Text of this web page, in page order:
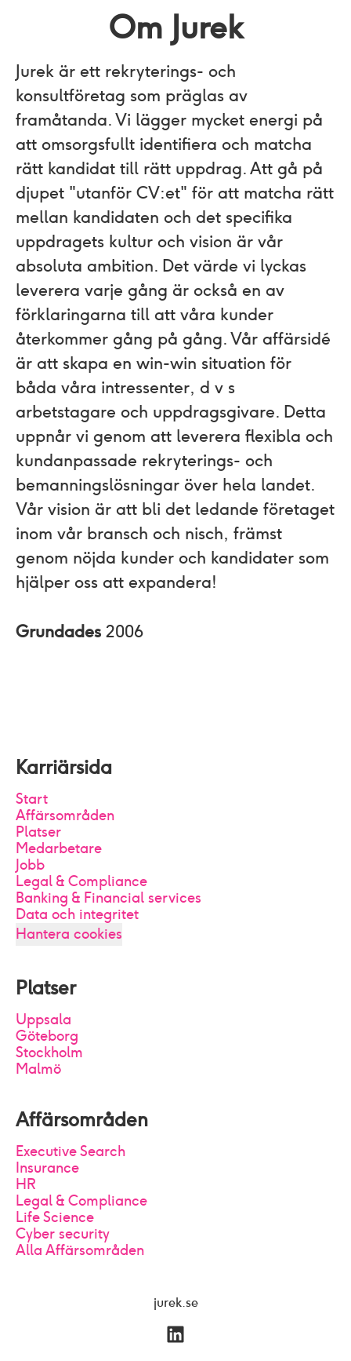
Om Jurek
Jurek är ett rekryterings- och
konsultföretag som präglas av
framåtanda. Vi lägger mycket energi på
att omsorgsfullt identifiera och matcha
rätt kandidat till rätt uppdrag. Att gå på
djupet "utanför CV:et"​ för att matcha rätt
mellan kandidaten och det specifika
uppdragets kultur och vision är vår
absoluta ambition. Det värde vi lyckas
leverera varje gång är också en av
förklaringarna till att våra kunder
återkommer gång på gång. Vår affärsidé
är att skapa en win-win situation för
båda våra intressenter, d v s
arbetstagare och uppdragsgivare. Detta
uppnår vi genom att leverera flexibla och
kundanpassade rekryterings- och
bemanningslösningar över hela landet.
Vår vision är att bli det ledande företaget
inom vår bransch och nisch, främst
genom nöjda kunder och kandidater som
hjälper oss att expandera!
Grundades 2006
Karriärsida
Start
Affärsområden
Platser
Medarbetare
Jobb
Legal & Compliance
Banking & Financial services
Data och integritet
Hantera cookies
Platser
Uppsala
Göteborg
Stockholm
Malmö
Affärsområden
Executive Search
Insurance
HR
Legal & Compliance
Life Science
Cyber security
Alla Affärsområden
jurek.se